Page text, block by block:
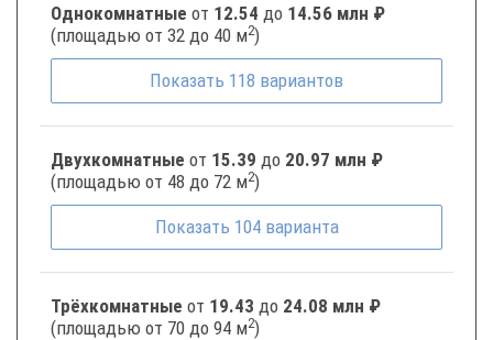
Однокомнатные от 12.54 до 14.56 млн ₽
(площадью от 32 до 40 м2)
Показать 118 вариантов
Двухкомнатные от 15.39 до 20.97 млн ₽
(площадью от 48 до 72 м2)
Показать 104 варианта
Трёхкомнатные от 19.43 до 24.08 млн ₽
(площадью от 70 до 94 м2)